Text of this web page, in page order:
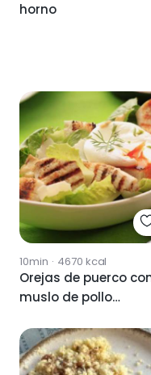
horno
10min · 4670 kcal
Orejas de puerco
muslo de pollo